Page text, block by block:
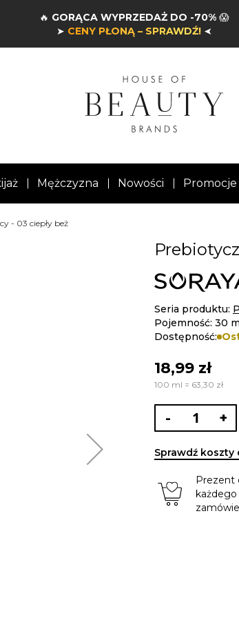
🔥 GORĄCA WYPRZEDAŻ DO -70%😱
➤ CENY PŁONĄ – SPRAWDŹ! ➤
Mężczyzna Nowości Promocje
- 03 ciepły beż
Seria produktu:
Pojemność: 30
Dostępność:
18,99 zł
100 ml = 63,30 zł
- +
Sprawdź koszty
Prezent
każdego